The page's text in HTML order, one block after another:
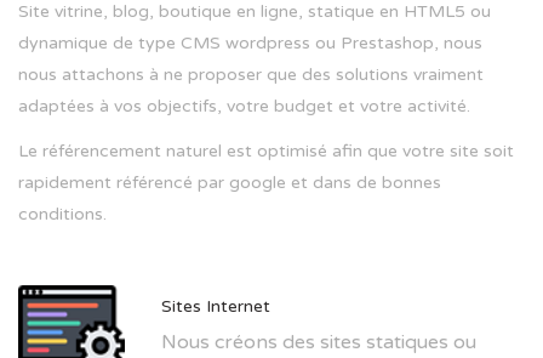
Site vitrine, blog, boutique en ligne, statique en HTML5 ou
dynamique de type CMS wordpress ou Prestashop, nous
nous attachons à ne proposer que des solutions vraiment
adaptées à vos objectifs, votre budget et votre activité.
Le référencement naturel est optimisé afin que votre site soit
rapidement référencé par google et dans de bonnes
conditions.
Sites Internet
Nous créons des sites statiques ou